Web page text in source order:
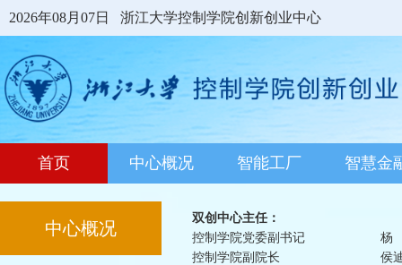
2026年08月07日 浙江大学控制学院创新创业中心
首页 中心概况 智能工厂 智慧金
中心概况
双创中心主任：
控制学院党委副书记 杨
控制学院副院长 侯迪